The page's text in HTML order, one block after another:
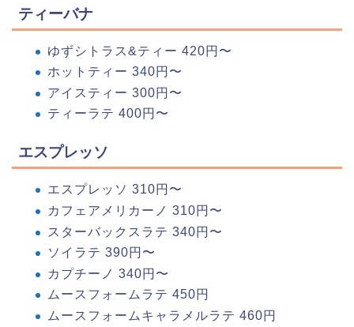
ティーバナ
ゆずシトラス&ティー 420円〜
ホットティー 340円〜
アイスティー 300円〜
ティーラテ 400円〜
エスプレッソ
エスプレッソ 310円〜
カフェアメリカーノ 310円〜
スターバックスラテ 340円〜
ソイラテ 390円〜
カプチーノ 340円〜
ムースフォームラテ 450円
ムースフォームキャラメルラテ 460円